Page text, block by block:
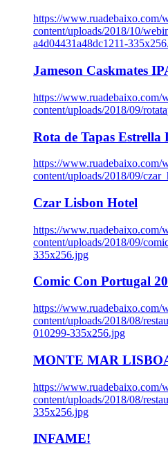
https://www.ruadebaixo.com/
content/uploads/2018/10/
a4d04431a48dc1211-
Jameson Caskmates
https://www.ruadebaixo.com/
content/uploads/2018/09/
Rota de Tapas Estrella
https://www.ruadebaixo.com/
content/uploads/2018/09/
Czar Lisbon Hotel
https://www.ruadebaixo.com/
content/uploads/2018/09/
335x256.jpg
Comic Con Portugal
https://www.ruadebaixo.com/
content/uploads/2018/08/
010299-335x256.jpg
MONTE MAR
https://www.ruadebaixo.com/
content/uploads/2018/08/
335x256.jpg
INFAME!